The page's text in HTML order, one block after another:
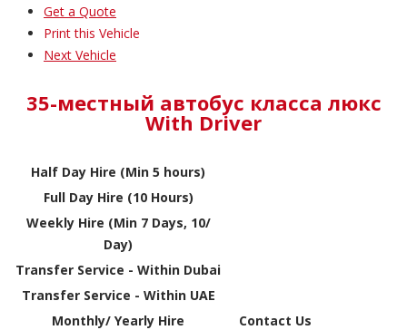
Get a Quote
Print this Vehicle
Next Vehicle
35-местный автобус класса люкс
With Driver
Half Day Hire (Min 5 hours)
Full Day Hire (10 Hours)
Weekly Hire (Min 7 Days, 10/
Day)
Transfer Service - Within Dubai
Transfer Service - Within UAE
Monthly/ Yearly Hire
Contact Us